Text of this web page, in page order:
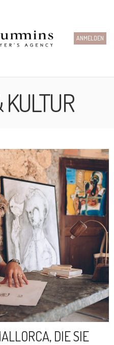
ANMELDEN
DIE SIE